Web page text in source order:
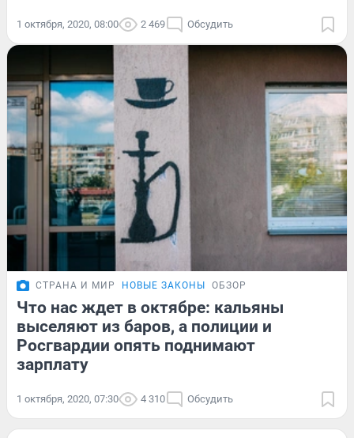
1 октября, 2020, 08:00 2 469 Обсудить
СТРАНА И МИР НОВЫЕ ЗАКОНЫ ОБЗОР
Что нас ждет в октябре: кальяны
выселяют из баров, а полиции и
Росгвардии опять поднимают
зарплату
1 октября, 2020, 07:30 4 310 Обсудить